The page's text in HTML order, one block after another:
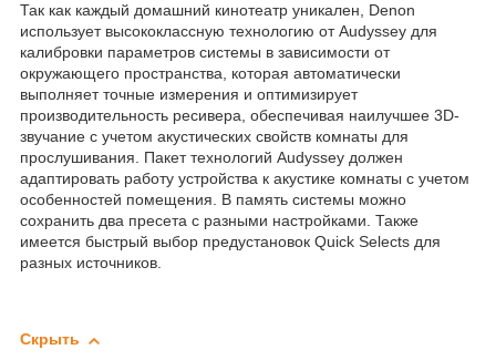
Так как каждый домашний кинотеатр уникален, Denon
использует высококлассную технологию от Audyssey для
калибровки параметров системы в зависимости от
окружающего пространства, которая автоматически
выполняет точные измерения и оптимизирует
производительность ресивера, обеспечивая наилучшее 3D-
звучание с учетом акустических свойств комнаты для
прослушивания. Пакет технологий Audyssey должен
адаптировать работу устройства к акустике комнаты с учетом
особенностей помещения. В память системы можно
сохранить два пресета с разными настройками. Также
имеется быстрый выбор предустановок Quick Selects для
разных источников.
Скрыть